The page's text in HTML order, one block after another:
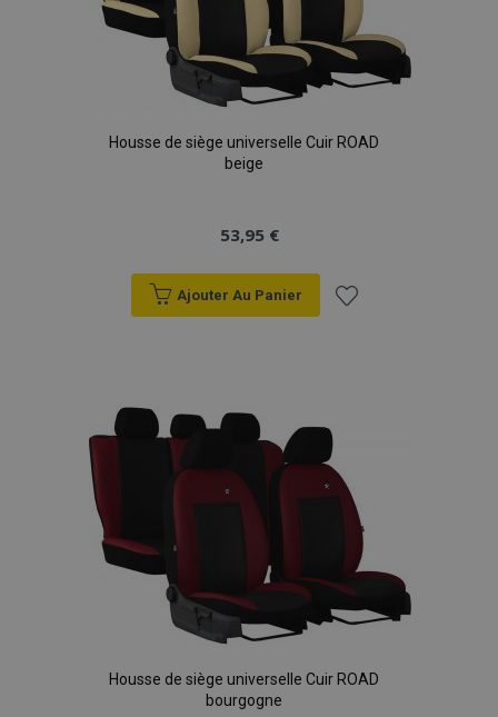
Housse de siège universelle Cuir ROAD
beige
53,95 €
Ajouter Au Panier
liste
d'achats
Housse de siège universelle Cuir ROAD
bourgogne